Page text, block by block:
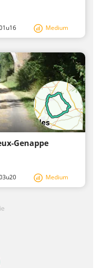
Medium
Genappe
Medium